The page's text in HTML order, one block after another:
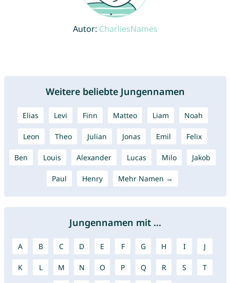
Autor: CharliesNames
Weitere beliebte Jungennamen
Elias Levi Finn Matteo Liam Noah
Leon Theo Julian Jonas Emil Felix
Ben Louis Alexander Lucas Milo Jakob
Paul Henry Mehr Namen →
Jungennamen mit ...
A B C D E F G H I J
K L M N O P Q R S T